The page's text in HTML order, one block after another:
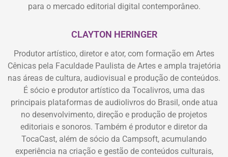
para o mercado editorial digital contemporâneo.
CLAYTON HERINGER
Produtor artístico, diretor e ator, com formação em Artes
Cênicas pela Faculdade Paulista de Artes e ampla trajetória
nas áreas de cultura, audiovisual e produção de conteúdos.
É sócio e produtor artístico da Tocalivros, uma das
principais plataformas de audiolivros do Brasil, onde atua
no desenvolvimento, direção e produção de projetos
editoriais e sonoros. Também é produtor e diretor da
TocaCast, além de sócio da Campsoft, acumulando
experiência na criação e gestão de conteúdos culturais,